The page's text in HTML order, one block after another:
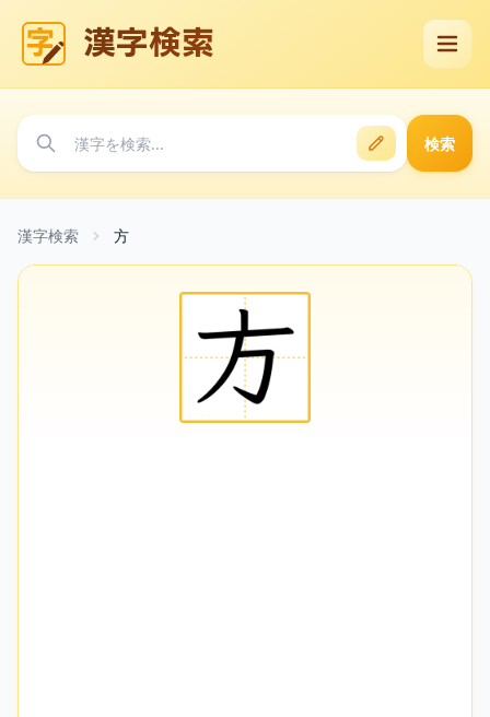
漢字検索
検索
漢字検索 方